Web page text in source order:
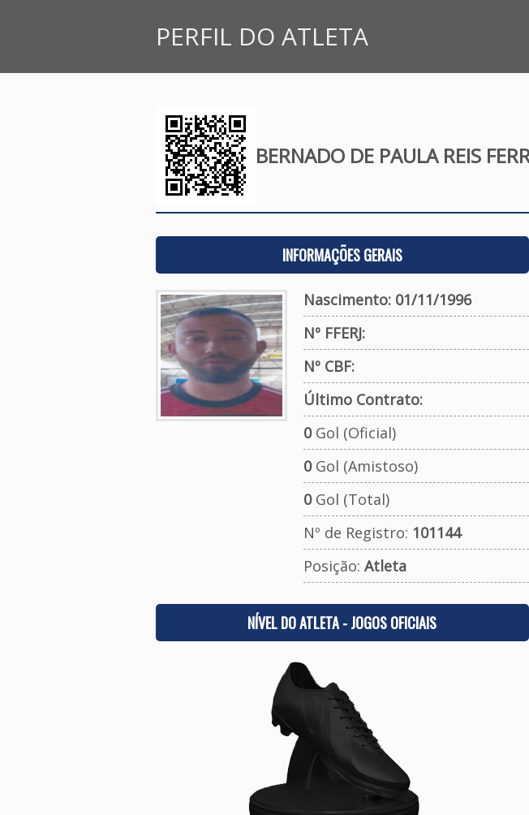
PERFIL DO ATLETA
BERNADO DE PAULA REIS
INFORMAÇÕES GERAIS
Nascimento: 01/11/1996
Nº FFERJ:
Nº CBF:
Último Contrato:
0Gol (Oficial)
0Gol (Amistoso)
0Gol (Total)
Nº de Registro: 101144
Posição: Atleta
NÍVEL DO ATLETA - JOGOS OFICIAIS